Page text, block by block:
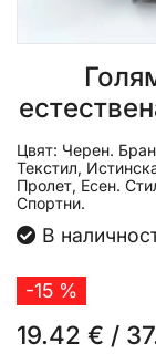
Цвят: Черен.
Текстил,
Пролет, Есен.
Спортни.
В
-15 %
19.42 € /